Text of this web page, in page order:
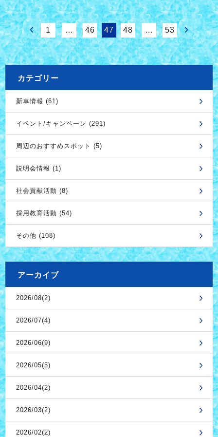
1 … 46 47 48 … 53
カテゴリー
新車情報 (61)
イベント/キャンペーン (291)
周辺のおすすめスポット (5)
説明会情報 (1)
社会貢献活動 (8)
採用教育活動 (54)
その他 (108)
アーカイブ
2026/08(2)
2026/07(4)
2026/06(9)
2026/05(5)
2026/04(2)
2026/03(2)
2026/02(2)